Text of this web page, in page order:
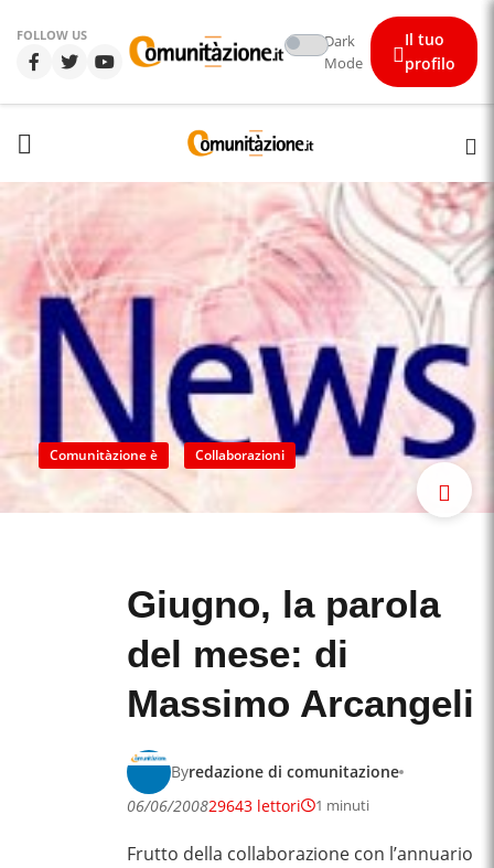
FOLLOW US
Dark
Mode
Il tuo
profilo
Comunitàzione è Collaborazioni
Giugno, la parola
del mese: di
Massimo Arcangeli
Byredazione di comunitazione
06/06/200829643 lettori 1 minuti
Frutto della collaborazione con l’annuario